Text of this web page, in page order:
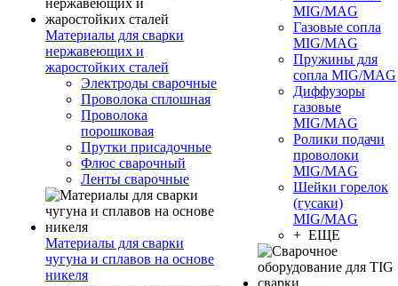
Материалы для сварки
нержавеющих и
жаростойких сталей
Электроды сварочные
Проволока сплошная
Проволока
порошковая
Прутки присадочные
Флюс сварочный
Ленты сварочные
Материалы для сварки
чугуна и сплавов на основе
никеля
MIG/MAG
Газовые сопла
MIG/MAG
Пружины для
сопла MIG/MAG
Диффузоры
газовые
MIG/MAG
Ролики подачи
проволоки
MIG/MAG
Шейки горелок
(гусаки)
MIG/MAG
+ ЕЩЕ